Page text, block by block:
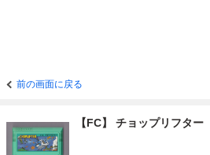
前の画面に戻る
【FC】 チョップリフター